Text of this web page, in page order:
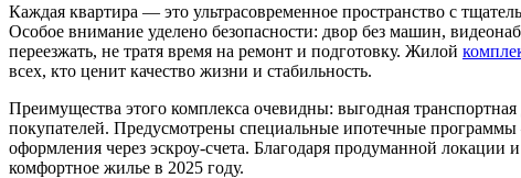
Каждая квартира — это ультрасовременное пространство с
Особое внимание уделено безопасности: двор без машин,
переезжать, не тратя время на ремонт и подготовку. Жилой
всех, кто ценит качество жизни и стабильность.
Преимущества этого комплекса очевидны: выгодная
покупателей. Предусмотрены специальные ипотечные
оформления через эскроу-счета. Благодаря продуманной
комфортное жилье в 2025 году.